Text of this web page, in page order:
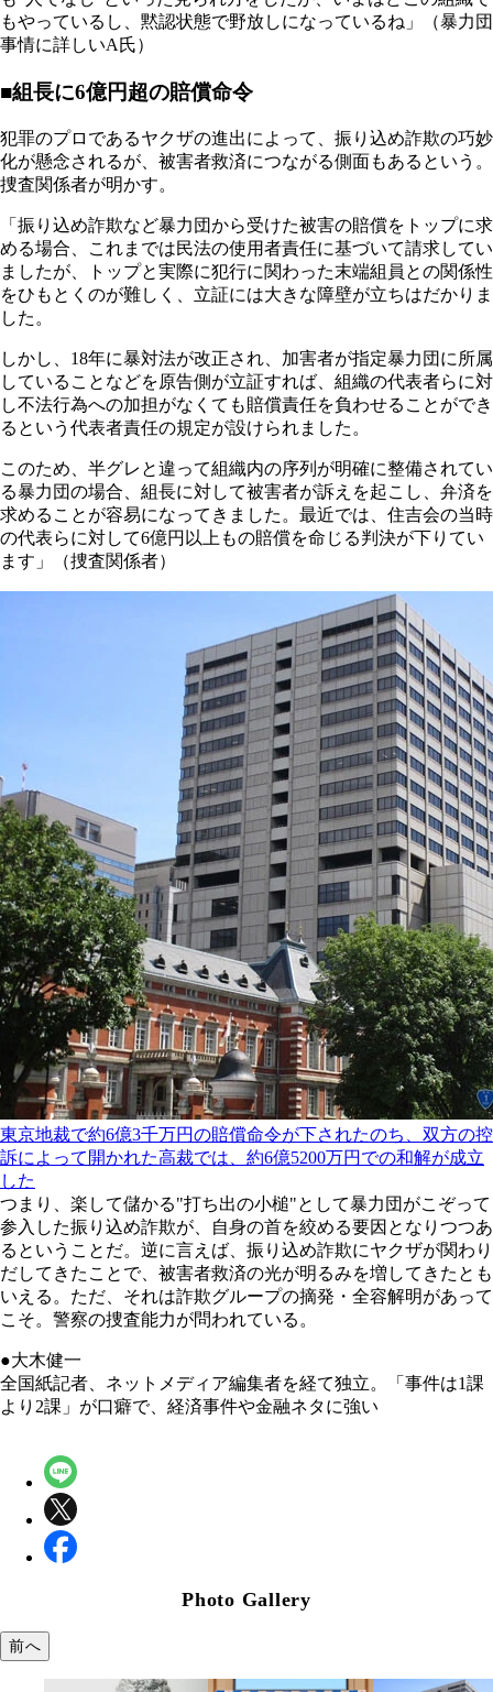
もやっているし、黙認状態で野放しになっているね」（暴力団
事情に詳しいA氏）
■組長に6億円超の賠償命令
犯罪のプロであるヤクザの進出によって、振り込め詐欺の巧妙
化が懸念されるが、被害者救済につながる側面もあるという。
捜査関係者が明かす。
「振り込め詐欺など暴力団から受けた被害の賠償をトップに求
める場合、これまでは民法の使用者責任に基づいて請求してい
ましたが、トップと実際に犯行に関わった末端組員との関係性
をひもとくのが難しく、立証には大きな障壁が立ちはだかりま
した。
しかし、18年に暴対法が改正され、加害者が指定暴力団に所属
していることなどを原告側が立証すれば、組織の代表者らに対
し不法行為への加担がなくても賠償責任を負わせることができ
るという代表者責任の規定が設けられました。
このため、半グレと違って組織内の序列が明確に整備されてい
る暴力団の場合、組長に対して被害者が訴えを起こし、弁済を
求めることが容易になってきました。最近では、住吉会の当時
の代表らに対して6億円以上もの賠償を命じる判決が下りてい
ます」（捜査関係者）
東京地裁で約6億3千万円の賠償命令が下されたのち、双方の控
訴によって開かれた高裁では、約6億5200万円での和解が成立
した
つまり、楽して儲かる"打ち出の小槌"として暴力団がこぞって
参入した振り込め詐欺が、自身の首を絞める要因となりつつあ
るということだ。逆に言えば、振り込め詐欺にヤクザが関わり
だしてきたことで、被害者救済の光が明るみを増してきたとも
いえる。ただ、それは詐欺グループの摘発・全容解明があって
こそ。警察の捜査能力が問われている。
●大木健一
全国紙記者、ネットメディア編集者を経て独立。「事件は1課
より2課」が口癖で、経済事件や金融ネタに強い
Photo Gallery
前へ